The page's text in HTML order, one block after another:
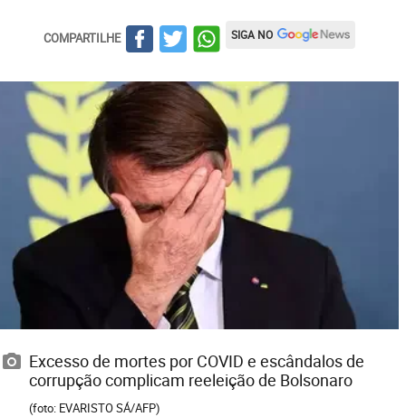
COMPARTILHE SIGA NO
Excesso de mortes por COVID e escândalos de
corrupção complicam reeleição de Bolsonaro
(foto: EVARISTO SÁ/AFP)